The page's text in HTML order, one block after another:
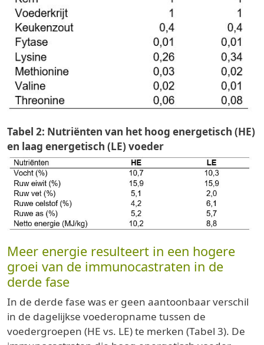
Tabel 2: Nutriënten van het hoog energetisch (HE)
en laag energetisch (LE) voeder
Meer energie resulteert in een hogere
groei van de immunocastraten in de
derde fase
In de derde fase was er geen aantoonbaar verschil
in de dagelijkse voederopname tussen de
voedergroepen (HE vs. LE) te merken (Tabel 3). De